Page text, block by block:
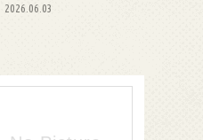
2026.06.03